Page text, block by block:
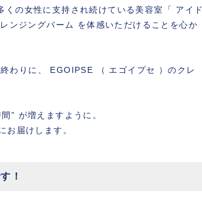
の女性に支持され続けている美容室「 アイド
ンジングバーム を体感いただけることを心か
わりに、 EGOIPSE （ エゴイプセ ）のクレ
” が増えますように。
お届けします。
！